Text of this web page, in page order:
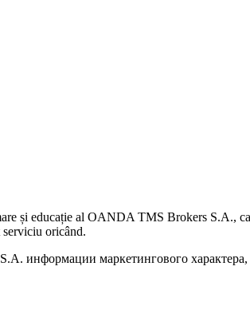
și educație al OANDA TMS Brokers S.A.,
serviciu oricând.
информации маркетингового